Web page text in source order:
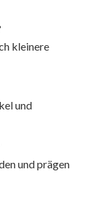
kleinere
und
und prägen